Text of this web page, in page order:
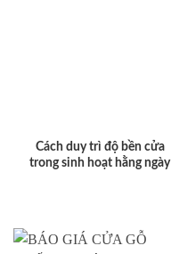
Cách duy trì độ bền cửa
trong sinh hoạt hằng ngày